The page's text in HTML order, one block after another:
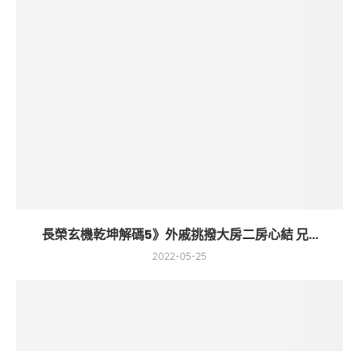
長榮玄機乾坤解碼5》外戚挑撥大房二房心結 兄...
2022-05-25